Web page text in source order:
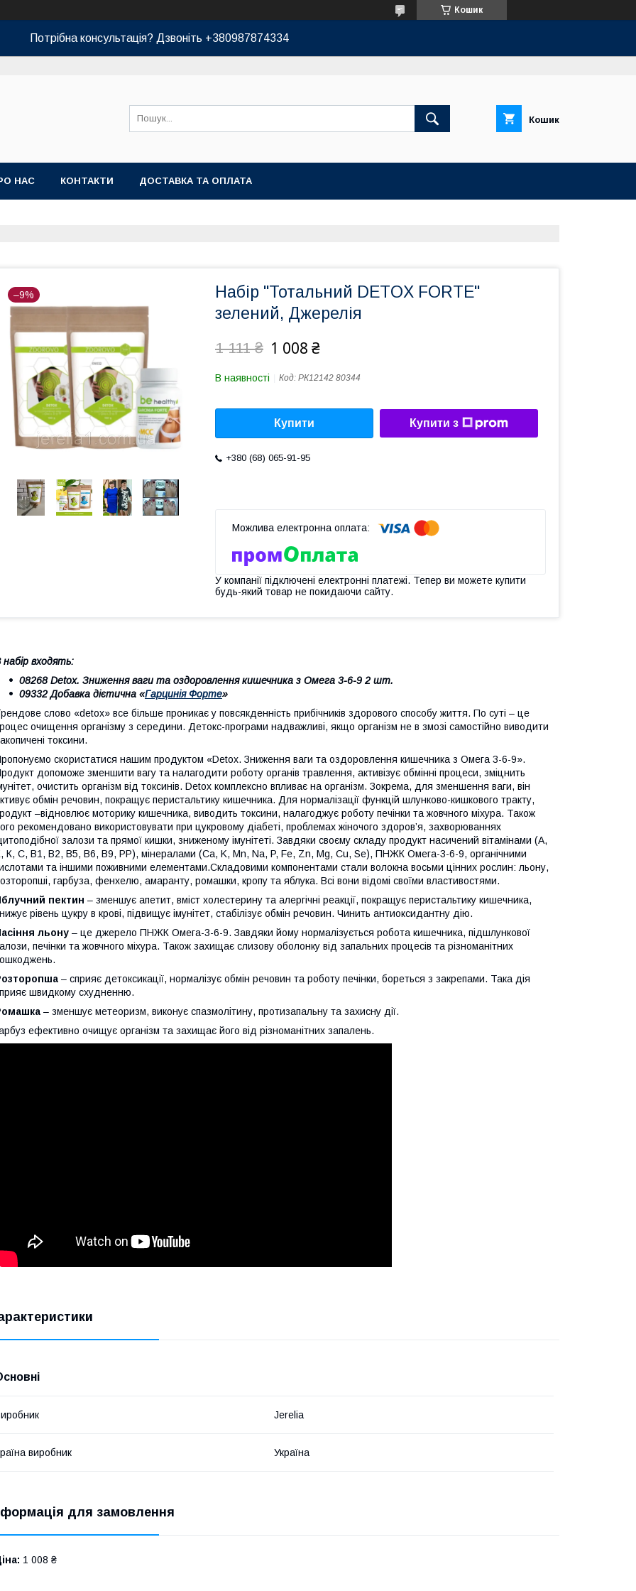
Кошик
Потрібна консультація? Дзвоніть +380987874334
Кошик
НАС КОНТАКТИ ДОСТАВКА ТА ОПЛАТА
–9%
Набір "Тотальний DETOX FORTE"
зелений, Джерелія
1 111 ₴ 1 008 ₴
В наявності Код: РК12142 80344
Купити Купити з
+380 (68) 065-91-95
У компанії підключені електронні платежі. Тепер ви можете купити
будь-який товар не покидаючи сайту.
набір входять:
08268 Detox. Зниження ваги та оздоровлення кишечника з Омега 3-6-9 2 шт.
09332 Добавка дієтична «Гарцинія Форте»
слово «detox» все більше проникає у повсякденність прибічників здорового способу життя. По суті – це
очищення організму з середини. Детокс-програми надважливі, якщо організм не в змозі самостійно виводити
токсини.
скористатися нашим продуктом «Detox. Зниження ваги та оздоровлення кишечника з Омега 3-6-9».
допоможе зменшити вагу та налагодити роботу органів травлення, активізує обмінні процеси, зміцнить
очистить організм від токсинів. Detox комплексно впливає на організм. Зокрема, для зменшення ваги, він
обмін речовин, покращує перистальтику кишечника. Для нормалізації функцій шлунково-кишкового тракту,
–відновлює моторику кишечника, виводить токсини, налагоджує роботу печінки та жовчного міхура. Також
рекомендовано використовувати при цукровому діабеті, проблемах жіночого здоров’я, захворюваннях
залози та прямої кишки, зниженому імунітеті. Завдяки своєму складу продукт насичений вітамінами (А,
К, С, В1, В2, В5, В6, В9, РР), мінералами (Ca, K, Mn, Na, P, Fe, Zn, Mg, Cu, Se), ПНЖК Омега-3-6-9, органічними
та іншими поживними елементами.Складовими компонентами стали волокна восьми цінних рослин: льону,
гарбуза, фенхелю, амаранту, ромашки, кропу та яблука. Всі вони відомі своїми властивостями.
пектин – зменшує апетит, вміст холестерину та алергічні реакції, покращує перистальтику кишечника,
рівень цукру в крові, підвищує імунітет, стабілізує обмін речовин. Чинить антиоксидантну дію.
льону – це джерело ПНЖК Омега-3-6-9. Завдяки йому нормалізується робота кишечника, підшлункової
печінки та жовчного міхура. Також захищає слизову оболонку від запальних процесів та різноманітних
– сприяє детоксикації, нормалізує обмін речовин та роботу печінки, бореться з закрепами. Така дія
швидкому схудненню.
– зменшує метеоризм, виконує спазмолітину, протизапальну та захисну дії.
ефективно очищує організм та захищає його від різноманітних запалень.
Jerelia
виробник Україна
для замовлення
1 008 ₴